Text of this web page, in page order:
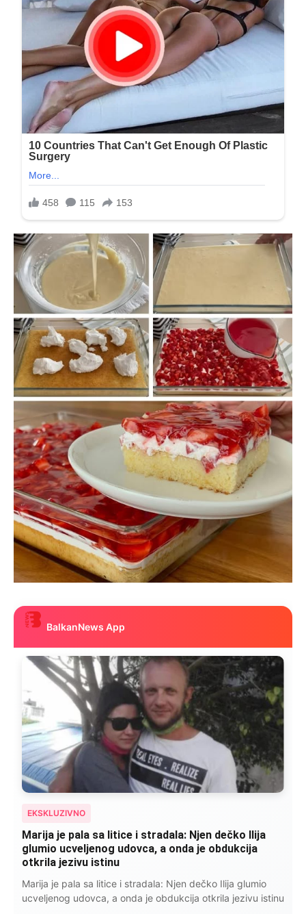
BalkanNews App
EKSKLUZIVNO
Kad se Marin suprug razbolio ona ga kupala,
pelene mu mijenjala: Jedno jutro je poslao po
čokoladu..
Kad se Marin suprug razbolio ona ga kupala, pelene mu
mijenjala: Jedno jutro je poslao po čokoladu..